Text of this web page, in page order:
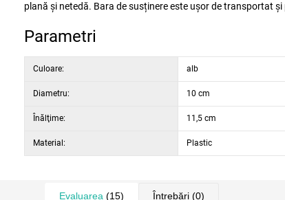
plană și netedă. Bara de susținere este ușor de transportat
Parametri
Culoare: alb
Diametru: 10 cm
Înălţime: 11,5 cm
Material: Plastic
Evaluarea (15) Întrebări (0)